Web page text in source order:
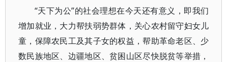
“天下为公”的社会理想在今天还有意义，即我们
增加就业，大力帮扶弱势群体，关心农村留守妇女儿
童，保障农民工及其子女的权益，帮助革命老区、少
数民族地区、边疆地区、贫困山区尽快脱贫等举措，